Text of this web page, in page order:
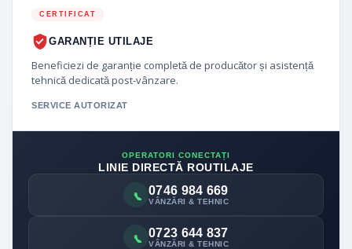
CERTIFICAT
GARANȚIE UTILAJE
Beneficiezi de garanție completă de producător și asistență
tehnică dedicată post-vânzare.
SERVICE AUTORIZAT
OPERATORI CONECTAȚI
LINIE DIRECTĂ ROUTILAJE
0746 984 669
VÂNZĂRI & TEHNIC
0723 644 837
VÂNZĂRI & TEHNIC